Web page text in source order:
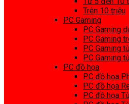
Trên 10 triệu
PC Gaming
PC Gaming
PC Gaming
PC Gaming
PC Gaming
PC đồ họa
PC đồ họa
PC đồ họa
PC đồ họa